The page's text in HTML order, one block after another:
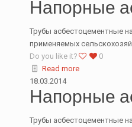
Напорные
Трубы асбестоцементные
применяемых
Do you like it?
0
Read more
18.03.2014
Напорные
Трубы асбестоцементные